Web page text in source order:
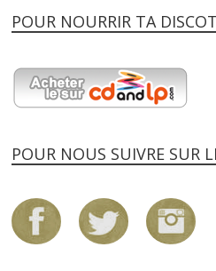
POUR NOURRIR TA
POUR NOUS SUIVRE SUR